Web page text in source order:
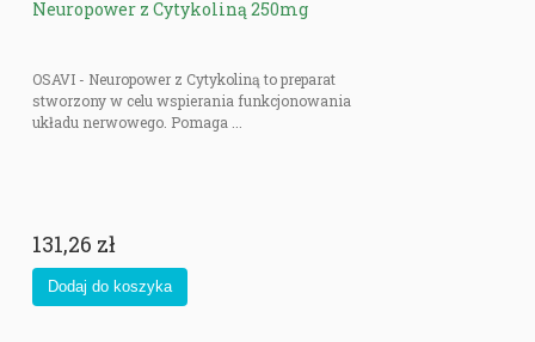
Neuropower z Cytykoliną 250mg
OSAVI - Neuropower z Cytykoliną to preparat
stworzony w celu wspierania funkcjonowania
układu nerwowego. Pomaga ...
131,26 zł